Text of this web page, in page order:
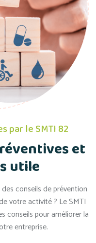
par le SMTI 82
et
utile
conseils de prévention
votre activité ? Le SMTI
conseils pour améliorer la
entreprise.